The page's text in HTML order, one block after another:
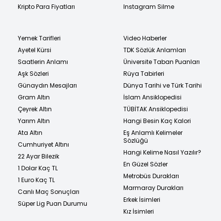
Kripto Para Fiyatları
Instagram Silme
Yemek Tarifleri
Ayetel Kürsi
Saatlerin Anlamı
Aşk Sözleri
Günaydın Mesajları
Gram Altın
Çeyrek Altın
Yarım Altın
Ata Altın
Cumhuriyet Altını
22 Ayar Bilezik
1 Dolar Kaç TL
1 Euro Kaç TL
Canlı Maç Sonuçları
Süper Lig Puan Durumu
Video Haberler
TDK Sözlük Anlamları
Üniversite Taban Puanları
Rüya Tabirleri
Dünya Tarihi ve Türk Tarihi
İslam Ansiklopedisi
TÜBİTAK Ansiklopedisi
Hangi Besin Kaç Kalori
Eş Anlamlı Kelimeler
Sözlüğü
Hangi Kelime Nasıl Yazılır?
En Güzel Sözler
Metrobüs Durakları
Marmaray Durakları
Erkek İsimleri
Kız İsimleri